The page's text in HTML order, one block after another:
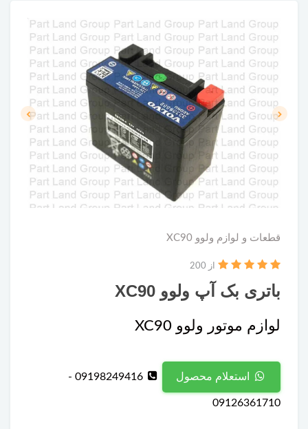
قطعات و لوازم ولوو XC90
باتری بک آپ ولوو XC90
از 200
لوازم موتور ولوو XC90
استعلام محصول 09198249416 -
09126361710